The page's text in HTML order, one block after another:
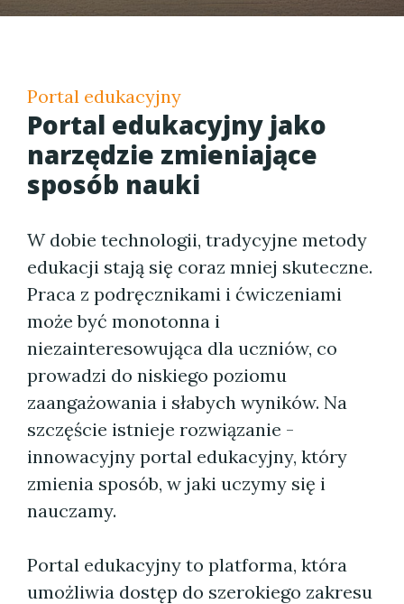
Portal edukacyjny
Portal edukacyjny jako
narzędzie zmieniające
sposób nauki
W dobie technologii, tradycyjne metody
edukacji stają się coraz mniej skuteczne.
Praca z podręcznikami i ćwiczeniami
może być monotonna i
niezainteresowująca dla uczniów, co
prowadzi do niskiego poziomu
zaangażowania i słabych wyników. Na
szczęście istnieje rozwiązanie -
innowacyjny portal edukacyjny, który
zmienia sposób, w jaki uczymy się i
nauczamy.
Portal edukacyjny to platforma, która
umożliwia dostęp do szerokiego zakresu